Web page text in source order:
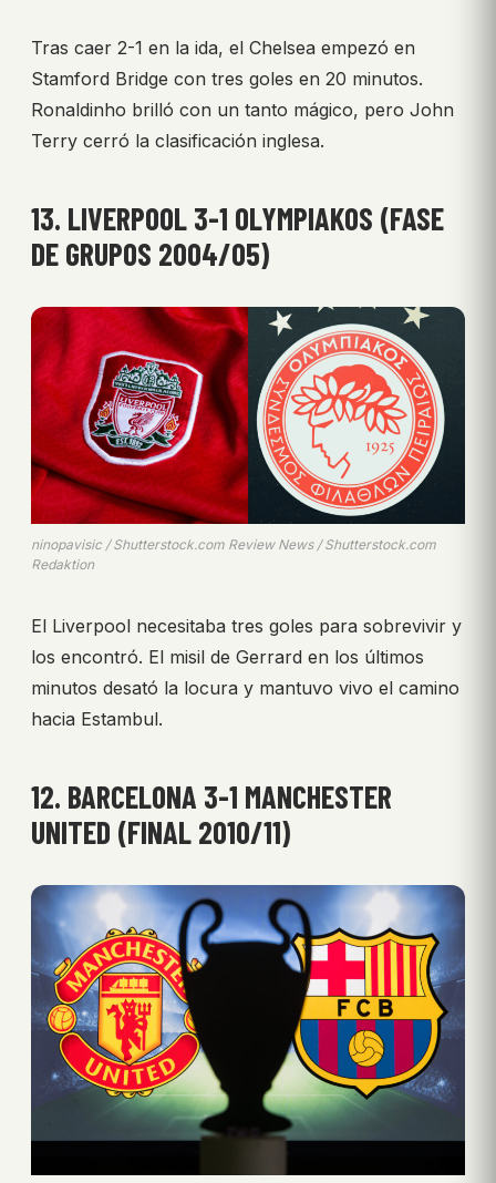
Tras caer 2-1 en la ida, el Chelsea empezó en
Stamford Bridge con tres goles en 20 minutos.
Ronaldinho brilló con un tanto mágico, pero John
Terry cerró la clasificación inglesa.
13. LIVERPOOL 3-1 OLYMPIAKOS (FASE
DE GRUPOS 2004/05)
ninopavisic / Shutterstock.com Review News / Shutterstock.com
Redaktion
El Liverpool necesitaba tres goles para sobrevivir y
los encontró. El misil de Gerrard en los últimos
minutos desató la locura y mantuvo vivo el camino
hacia Estambul.
12. BARCELONA 3-1 MANCHESTER
UNITED (FINAL 2010/11)